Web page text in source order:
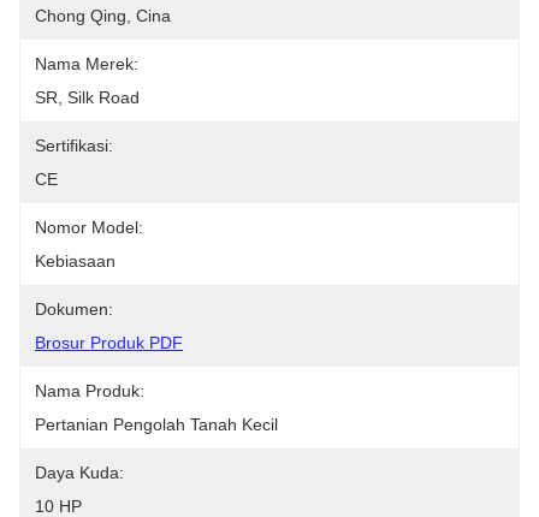
Chong Qing, Cina
Nama Merek:
SR, Silk Road
Sertifikasi:
CE
Nomor Model:
Kebiasaan
Dokumen:
Brosur Produk PDF
Nama Produk:
Pertanian Pengolah Tanah Kecil
Daya Kuda:
10 HP